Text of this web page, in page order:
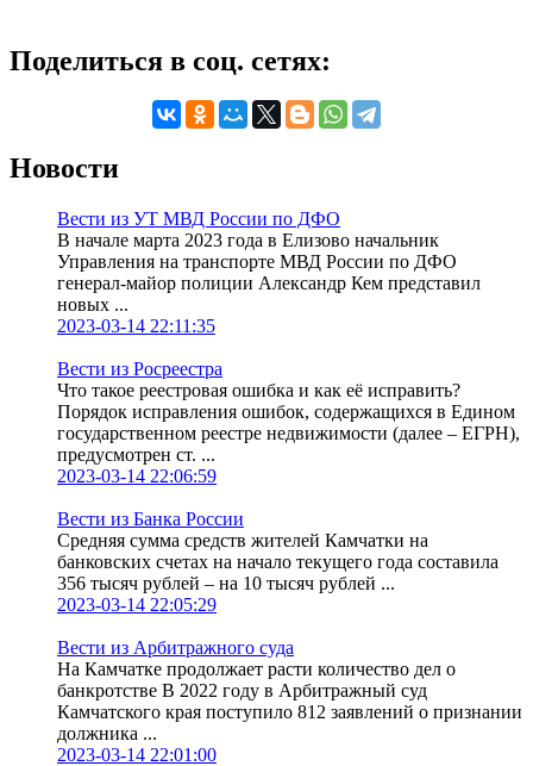
Поделиться в соц. сетях:
Новости
Вести из УТ МВД России по ДФО
В начале марта 2023 года в Елизово начальник
Управления на транспорте МВД России по ДФО
генерал-майор полиции Александр Кем представил
новых ...
2023-03-14 22:11:35
Вести из Росреестра
Что такое реестровая ошибка и как её исправить?
Порядок исправления ошибок, содержащихся в Едином
государственном реестре недвижимости (далее – ЕГРН),
предусмотрен ст. ...
2023-03-14 22:06:59
Вести из Банка России
Средняя сумма средств жителей Камчатки на
банковских счетах на начало текущего года составила
356 тысяч рублей – на 10 тысяч рублей ...
2023-03-14 22:05:29
Вести из Арбитражного суда
На Камчатке продолжает расти количество дел о
банкротстве В 2022 году в Арбитражный суд
Камчатского края поступило 812 заявлений о признании
должника ...
2023-03-14 22:01:00